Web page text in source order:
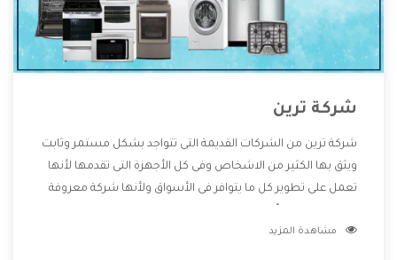
شركة ترين
شركة ترين من الشركات القديمة التى تتواجد بشكل مستمر وثابت
ويثق بها الكثير من الاشخاص وفى كل الأجهزة التى تقدمها لأنها
تعمل على تطوير كل ما يتوافر فى الأسواق ولأنها شركة معروفة
للعملاء أقوى العروض والخصومات التى تسهل على المستهلك
مشاهدة المزيد